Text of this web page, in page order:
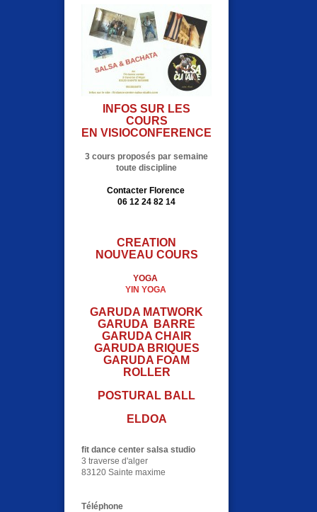
INFOS SUR LES
COURS
EN VISIOCONFERENCE
3 cours proposés par semaine
toute discipline
Contacter Florence
06 12 24 82 14
CREATION
NOUVEAU COURS
YOGA
YIN YOGA
GARUDA MATWORK
GARUDA BARRE
GARUDA CHAIR
GARUDA BRIQUES
GARUDA FOAM
ROLLER
POSTURAL BALL
ELDOA
fit dance center salsa studio
3 traverse d'alger
83120 Sainte maxime
Téléphone